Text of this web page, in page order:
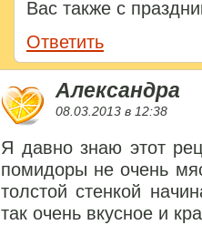
Вас также с
Ответить
Александра
08.03.2013 в 12:38
Я давно знаю этот
помидоры не очень
толстой стенкой
так очень вкусное и